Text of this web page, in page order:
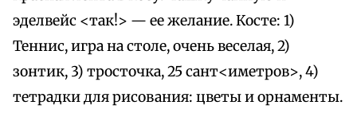
эделвейс <так!> — ее желание. Косте: 1)
Теннис, игра на столе, очень веселая, 2)
зонтик, 3) тросточка, 25 сант<иметров>, 4)
тетрадки для рисования: цветы и орнаменты.